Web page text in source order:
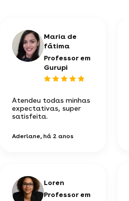
Maria de
fátima
Professor em
Gurupi
Atendeu todas minhas
expectativas, super
satisfeita.
Aderlane, há 2 anos
Loren
Professor em